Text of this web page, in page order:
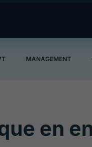
MANAGEMENT
en